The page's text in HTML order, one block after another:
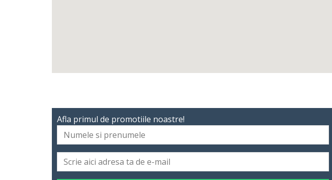
Afla primul de promotiile noastre!